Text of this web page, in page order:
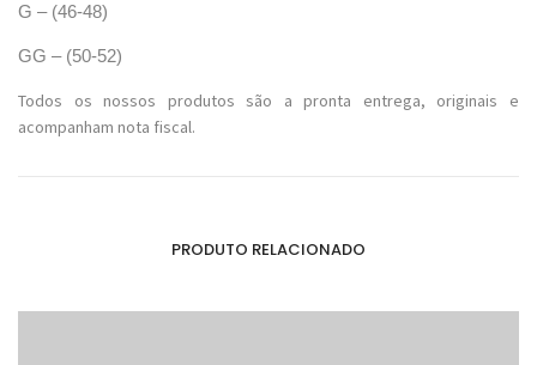
G – (46-48)
GG – (50-52)
Todos os nossos produtos são a pronta entrega, originais e
acompanham nota fiscal.
PRODUTO RELACIONADO